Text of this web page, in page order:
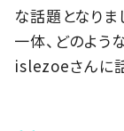
な話題となりま
一体、どのよう
islezoeさんに